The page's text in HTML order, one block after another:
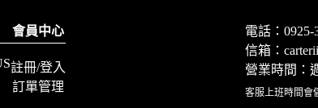
會員中心
註冊/登入
訂單管理
電話：0925-
信箱：
營業時間：
客服上班時間會